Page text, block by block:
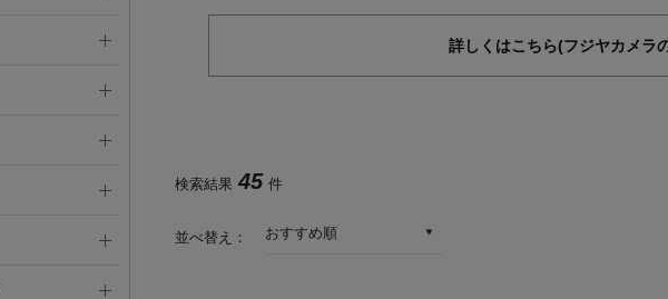
詳しくはこちら(フジヤカメラ
検索結果 45 件
並べ替え： おすすめ順